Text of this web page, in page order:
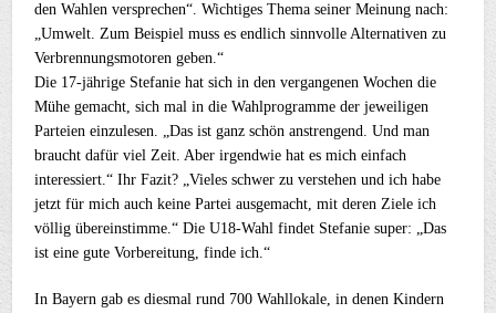
den Wahlen versprechen“. Wichtiges Thema seiner Meinung nach:
„Umwelt. Zum Beispiel muss es endlich sinnvolle Alternativen zu
Verbrennungsmotoren geben.“
Die 17-jährige Stefanie hat sich in den vergangenen Wochen die
Mühe gemacht, sich mal in die Wahlprogramme der jeweiligen
Parteien einzulesen. „Das ist ganz schön anstrengend. Und man
braucht dafür viel Zeit. Aber irgendwie hat es mich einfach
interessiert.“ Ihr Fazit? „Vieles schwer zu verstehen und ich habe
jetzt für mich auch keine Partei ausgemacht, mit deren Ziele ich
völlig übereinstimme.“ Die U18-Wahl findet Stefanie super: „Das
ist eine gute Vorbereitung, finde ich.“
In Bayern gab es diesmal rund 700 Wahllokale, in denen Kindern